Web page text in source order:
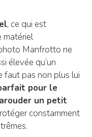
, ce qui est
matériel
Manfrotto ne
élevée qu’un
faut pas non plus lui
pour le
un petit
constamment